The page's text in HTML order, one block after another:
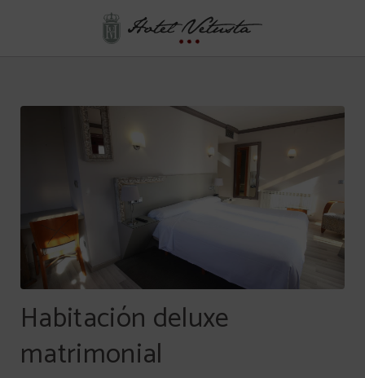
Habitación deluxe
matrimonial